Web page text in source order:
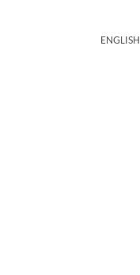
ENGLISH